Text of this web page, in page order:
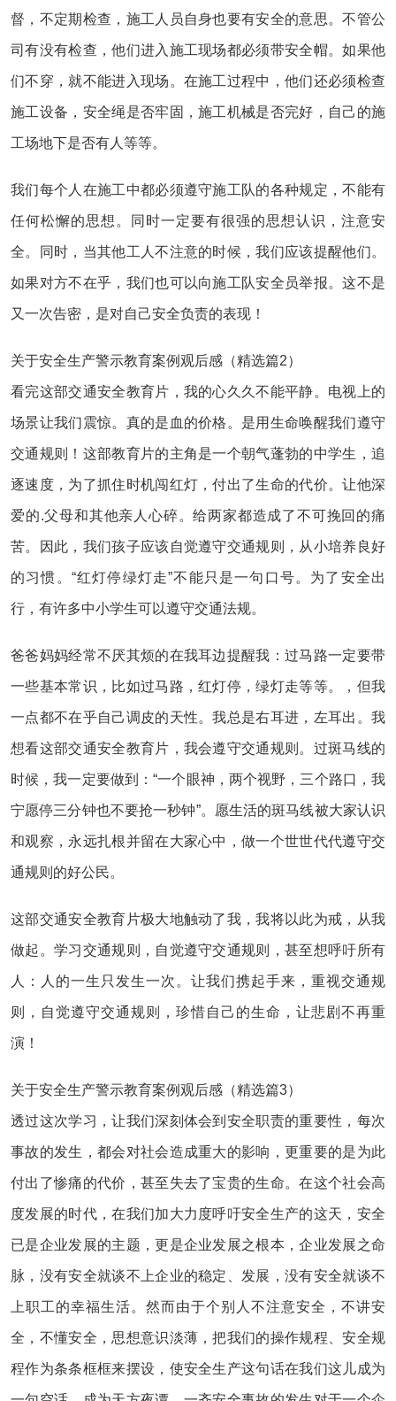
督，不定期检查，施工人员自身也要有安全的意思。不管公
司有没有检查，他们进入施工现场都必须带安全帽。如果他
们不穿，就不能进入现场。在施工过程中，他们还必须检查
施工设备，安全绳是否牢固，施工机械是否完好，自己的施
工场地下是否有人等等。
我们每个人在施工中都必须遵守施工队的各种规定，不能有
任何松懈的思想。同时一定要有很强的思想认识，注意安
全。同时，当其他工人不注意的时候，我们应该提醒他们。
如果对方不在乎，我们也可以向施工队安全员举报。这不是
又一次告密，是对自己安全负责的表现！
关于安全生产警示教育案例观后感（精选篇2）
看完这部交通安全教育片，我的心久久不能平静。电视上的
场景让我们震惊。真的是血的价格。是用生命唤醒我们遵守
交通规则！这部教育片的主角是一个朝气蓬勃的中学生，追
逐速度，为了抓住时机闯红灯，付出了生命的代价。让他深
爱的.父母和其他亲人心碎。给两家都造成了不可挽回的痛
苦。因此，我们孩子应该自觉遵守交通规则，从小培养良好
的习惯。“红灯停绿灯走”不能只是一句口号。为了安全出
行，有许多中小学生可以遵守交通法规。
爸爸妈妈经常不厌其烦的在我耳边提醒我：过马路一定要带
一些基本常识，比如过马路，红灯停，绿灯走等等。，但我
一点都不在乎自己调皮的天性。我总是右耳进，左耳出。我
想看这部交通安全教育片，我会遵守交通规则。过斑马线的
时候，我一定要做到：“一个眼神，两个视野，三个路口，我
宁愿停三分钟也不要抢一秒钟”。愿生活的斑马线被大家认识
和观察，永远扎根并留在大家心中，做一个世世代代遵守交
通规则的好公民。
这部交通安全教育片极大地触动了我，我将以此为戒，从我
做起。学习交通规则，自觉遵守交通规则，甚至想呼吁所有
人：人的一生只发生一次。让我们携起手来，重视交通规
则，自觉遵守交通规则，珍惜自己的生命，让悲剧不再重
演！
关于安全生产警示教育案例观后感（精选篇3）
透过这次学习，让我们深刻体会到安全职责的重要性，每次
事故的发生，都会对社会造成重大的影响，更重要的是为此
付出了惨痛的代价，甚至失去了宝贵的生命。在这个社会高
度发展的时代，在我们加大力度呼吁安全生产的这天，安全
已是企业发展的主题，更是企业发展之根本，企业发展之命
脉，没有安全就谈不上企业的稳定、发展，没有安全就谈不
上职工的幸福生活。然而由于个别人不注意安全，不讲安
全，不懂安全，思想意识淡薄，把我们的操作规程、安全规
程作为条条框框来摆设，使安全生产这句话在我们这儿成为